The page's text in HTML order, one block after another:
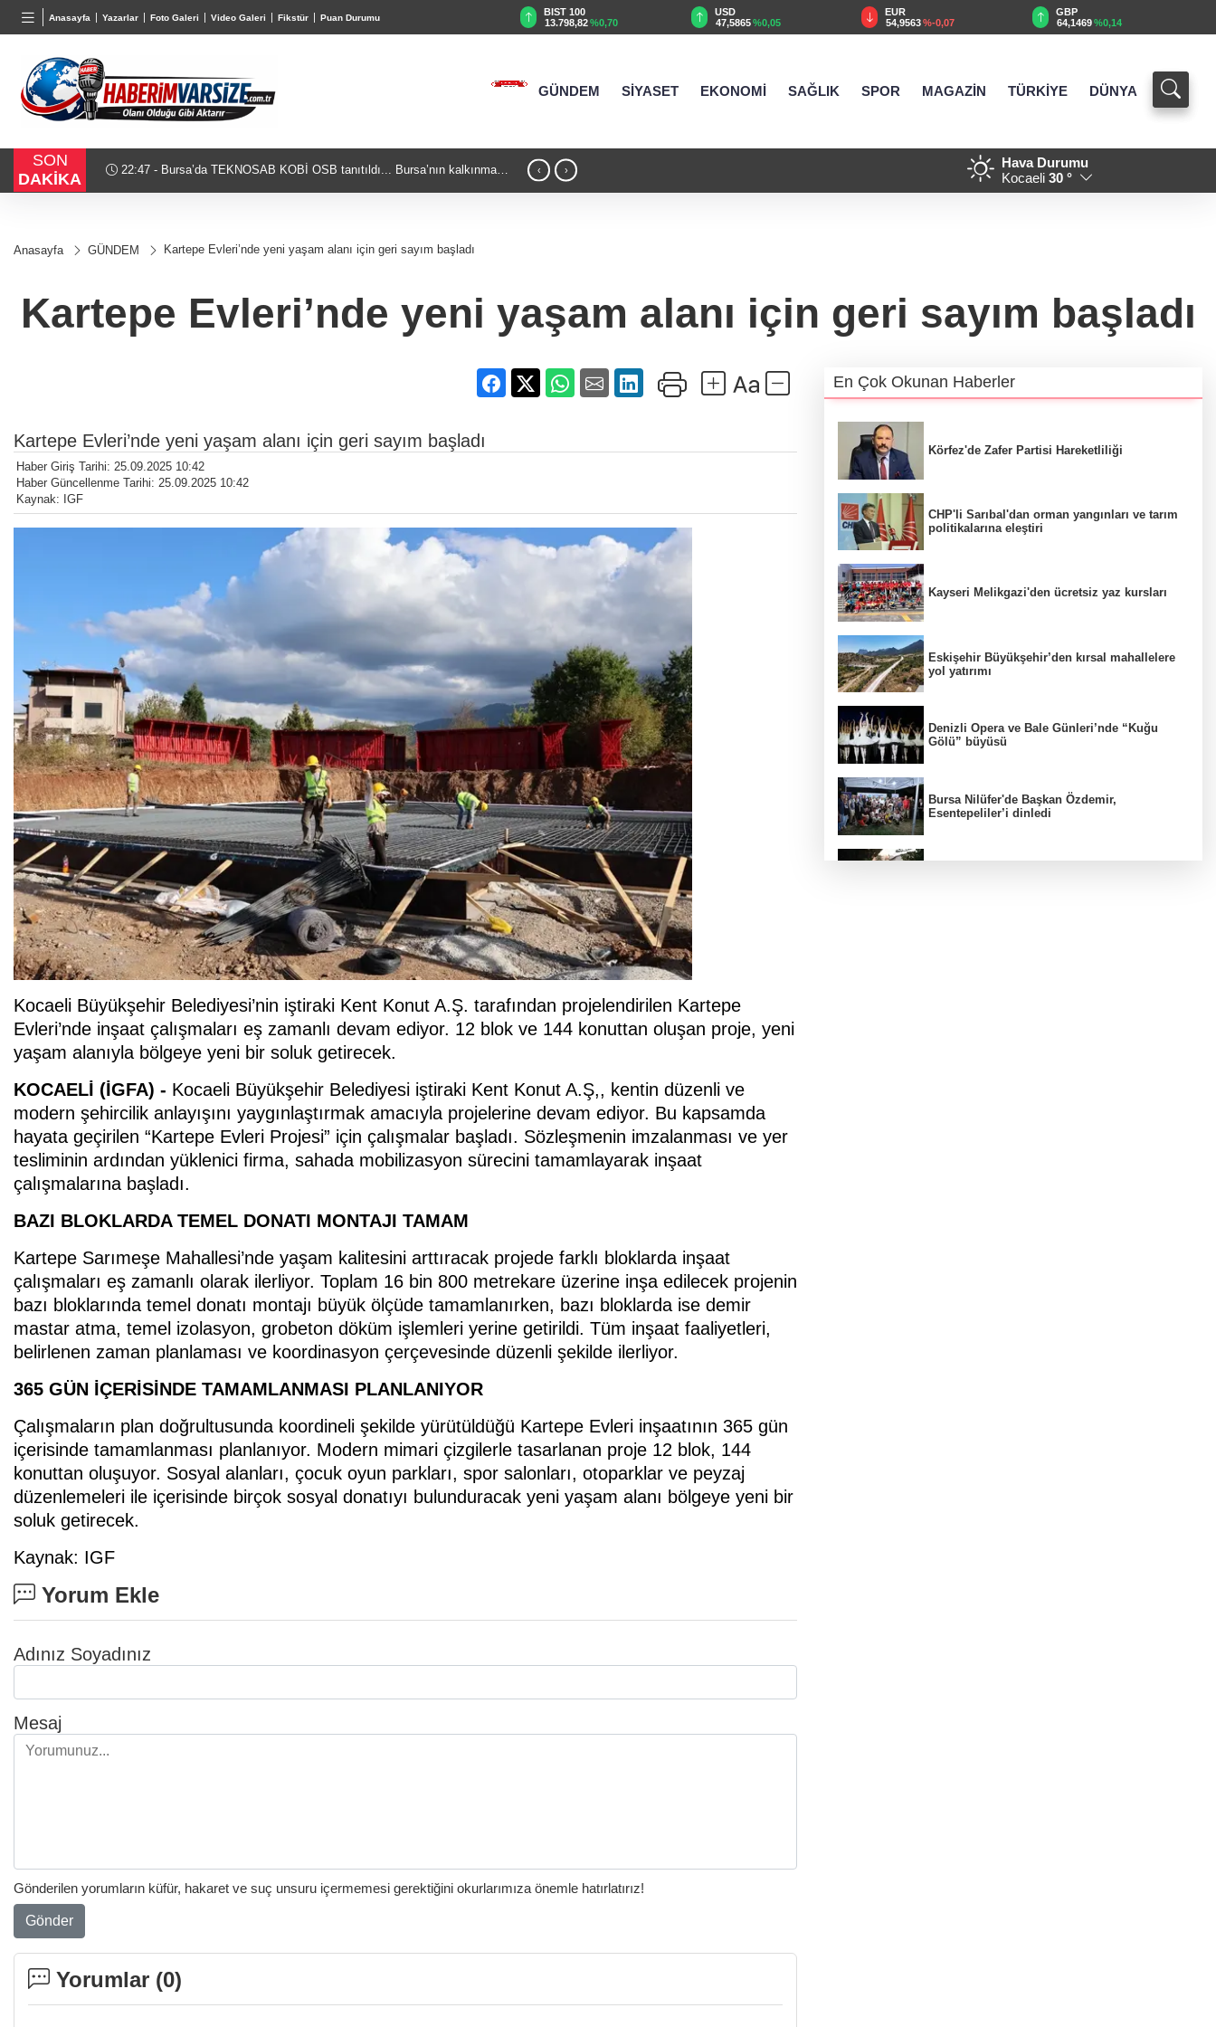
Anasayfa Yazarlar Foto Galeri Video Galeri Fikstür Puan Durumu
BGN
28,0626 %0,37
VND
0,0018%0,08
6.497,72
BIST 100
13.798,82 %0,70
USD
47,5865%0,05
EUR
54,9563 %-0,07
GBP
64,1469%0,14
GÜNDEM SİYASET EKONOMİ SAĞLIK SPOR MAGAZİN TÜRKİYE DÜNYA
SON
DAKİKA
22:47 - Bursa’da TEKNOSAB KOBİ OSB tanıtıldı... Bursa’nın kalkınma 21:04 - MGK'dan 8
‹ ›
Hava Durumu
Kocaeli 30 °
Anasayfa GÜNDEM Kartepe Evleri’nde yeni yaşam alanı için geri sayım başladı
Kartepe Evleri’nde yeni yaşam alanı için geri sayım başladı
Kartepe Evleri’nde yeni yaşam alanı için geri sayım başladı
Haber Giriş Tarihi: 25.09.2025 10:42
Haber Güncellenme Tarihi: 25.09.2025 10:42
Kaynak: IGF
Kocaeli Büyükşehir Belediyesi’nin iştiraki Kent Konut A.Ş. tarafından projelendirilen Kartepe
Evleri’nde inşaat çalışmaları eş zamanlı devam ediyor. 12 blok ve 144 konuttan oluşan proje, yeni
yaşam alanıyla bölgeye yeni bir soluk getirecek.
KOCAELİ (İGFA) - Kocaeli Büyükşehir Belediyesi iştiraki Kent Konut A.Ş,, kentin düzenli ve
modern şehircilik anlayışını yaygınlaştırmak amacıyla projelerine devam ediyor. Bu kapsamda
hayata geçirilen “Kartepe Evleri Projesi” için çalışmalar başladı. Sözleşmenin imzalanması ve yer
tesliminin ardından yüklenici firma, sahada mobilizasyon sürecini tamamlayarak inşaat
çalışmalarına başladı.
BAZI BLOKLARDA TEMEL DONATI MONTAJI TAMAM
Kartepe Sarımeşe Mahallesi’nde yaşam kalitesini arttıracak projede farklı bloklarda inşaat
çalışmaları eş zamanlı olarak ilerliyor. Toplam 16 bin 800 metrekare üzerine inşa edilecek projenin
bazı bloklarında temel donatı montajı büyük ölçüde tamamlanırken, bazı bloklarda ise demir
mastar atma, temel izolasyon, grobeton döküm işlemleri yerine getirildi. Tüm inşaat faaliyetleri,
belirlenen zaman planlaması ve koordinasyon çerçevesinde düzenli şekilde ilerliyor.
365 GÜN İÇERİSİNDE TAMAMLANMASI PLANLANIYOR
Çalışmaların plan doğrultusunda koordineli şekilde yürütüldüğü Kartepe Evleri inşaatının 365 gün
içerisinde tamamlanması planlanıyor. Modern mimari çizgilerle tasarlanan proje 12 blok, 144
konuttan oluşuyor. Sosyal alanları, çocuk oyun parkları, spor salonları, otoparklar ve peyzaj
düzenlemeleri ile içerisinde birçok sosyal donatıyı bulunduracak yeni yaşam alanı bölgeye yeni bir
soluk getirecek.
Kaynak: IGF
Yorum Ekle
Adınız Soyadınız
Mesaj
Gönderilen yorumların küfür, hakaret ve suç unsuru içermemesi gerektiğini okurlarımıza önemle hatırlatırız!
Gönder
Yorumlar (0)
En Çok Okunan Haberler
Körfez'de Zafer Partisi Hareketliliği
CHP'li Sarıbal'dan orman yangınları ve tarım
politikalarına eleştiri
Kayseri Melikgazi'den ücretsiz yaz kursları
Eskişehir Büyükşehir’den kırsal mahallelere
yol yatırımı
Denizli Opera ve Bale Günleri’nde “Kuğu
Gölü” büyüsü
Bursa Nilüfer'de Başkan Özdemir,
Esentepeliler’i dinledi